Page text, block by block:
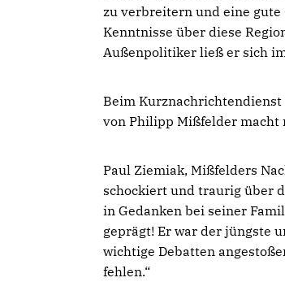
zu verbreitern und eine gute
Kenntnisse über diese
Außenpolitiker ließ er sich
Beim
von Philipp Mißfelder macht
Paul Ziemiak, Mißfelders
schockiert und traurig über
in Gedanken bei seiner
geprägt! Er war der jüngste
wichtige Debatten
fehlen.“